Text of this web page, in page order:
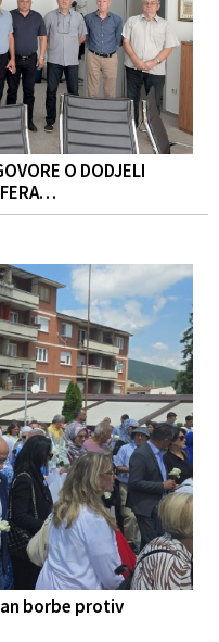
O DODJELI
borbe protiv